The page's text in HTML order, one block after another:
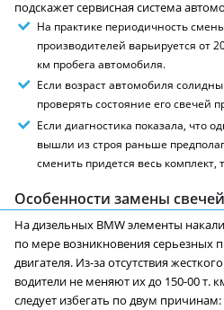
подскажет сервисная система
На практике периодичность
производителей варьируется от
км пробега автомобиля.
Если возраст автомобиля
проверять состояние его свечей
Если диагностика показала, что
вышли из строя раньше
сменить придется весь
Особенности замены
На дизельных BMW элементы
по мере возникновения серьезных
двигателя. Из-за отсутствия
водители не меняют их до 150-00 т.
следует избегать по двум причинам: